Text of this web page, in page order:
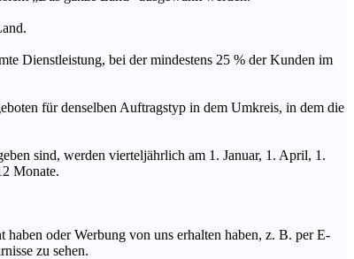
Dienstleistung, bei der mindestens 25 % der Kunden im
für denselben Auftragstyp in dem Umkreis, in dem die
sind, werden vierteljährlich am 1. Januar, 1. April, 1.
Monate.
haben oder Werbung von uns erhalten haben, z. B. per E-
zu sehen.